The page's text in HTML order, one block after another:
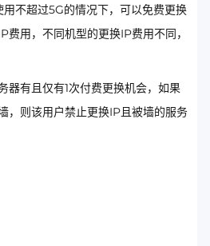
不超过5G的情况下，可以免费更换
费用，不同机型的更换IP费用不同，
器有且仅有1次付费更换机会，如果
，则该用户禁止更换IP且被墙的服务